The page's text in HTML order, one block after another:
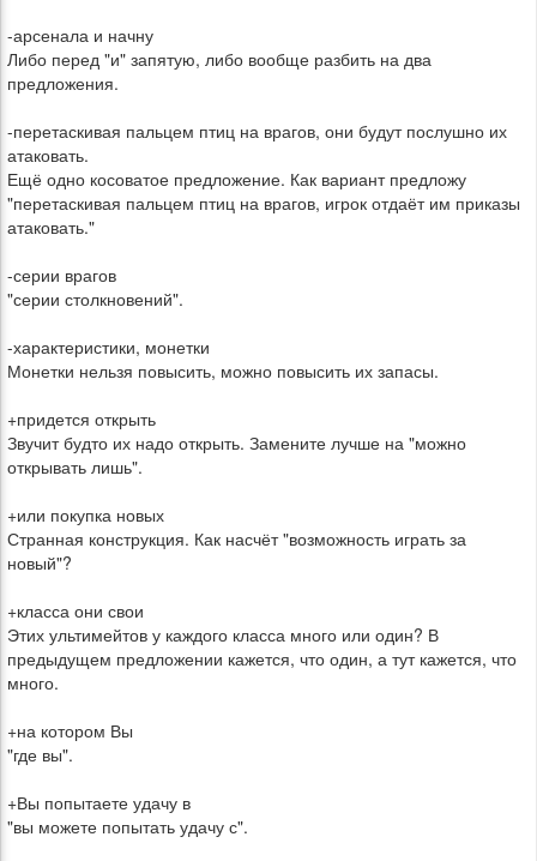
-арсенала и начну
Либо перед "и" запятую, либо вообще разбить на два
предложения.
-перетаскивая пальцем птиц на врагов, они будут послушно их
атаковать.
Ещё одно косоватое предложение. Как вариант предложу
"перетаскивая пальцем птиц на врагов, игрок отдаёт им приказы
атаковать."
-серии врагов
"серии столкновений".
-характеристики, монетки
Монетки нельзя повысить, можно повысить их запасы.
+придется открыть
Звучит будто их надо открыть. Замените лучше на "можно
открывать лишь".
+или покупка новых
Странная конструкция. Как насчёт "возможность играть за
новый"?
+класса они свои
Этих ультимейтов у каждого класса много или один? В
предыдущем предложении кажется, что один, а тут кажется, что
много.
+на котором Вы
"где вы".
+Вы попытаете удачу в
"вы можете попытать удачу с".